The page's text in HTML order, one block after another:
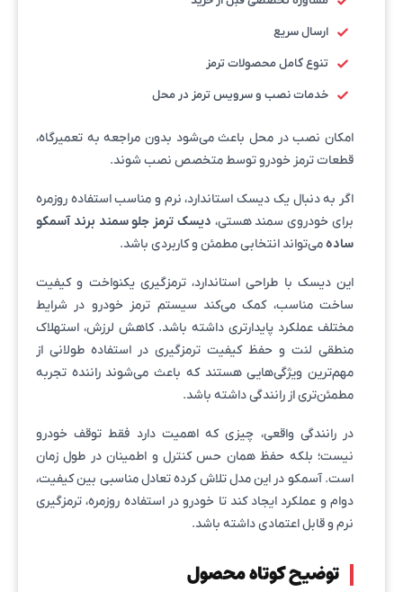
ارسال سریع
تنوع کامل محصولات ترمز
خدمات نصب و سرویس ترمز در محل
امکان نصب در محل باعث می‌شود بدون مراجعه به تعمیرگاه،
قطعات ترمز خودرو توسط متخصص نصب شوند.
اگر به دنبال یک دیسک استاندارد، نرم و مناسب استفاده روزمره
برای خودروی سمند هستی، دیسک ترمز جلو سمند برند آسمکو
سادهمی‌تواند انتخابی مطمئن و کاربردی باشد.
این دیسک با طراحی استاندارد، ترمزگیری یکنواخت و کیفیت
ساخت مناسب، کمک می‌کند سیستم ترمز خودرو در شرایط
مختلف عملکرد پایدارتری داشته باشد. کاهش لرزش، استهلاک
منطقی لنت و حفظ کیفیت ترمزگیری در استفاده طولانی از
مهم‌ترین ویژگی‌هایی هستند که باعث می‌شوند راننده تجربه
مطمئن‌تری از رانندگی داشته باشد.
در رانندگی واقعی، چیزی که اهمیت دارد فقط توقف خودرو
نیست؛ بلکه حفظ همان حس کنترل و اطمینان در طول زمان
است. آسمکو در این مدل تلاش کرده تعادل مناسبی بین کیفیت،
دوام و عملکرد ایجاد کند تا خودرو در استفاده روزمره، ترمزگیری
نرم و قابل اعتمادی داشته باشد.
توضیح کوتاه محصول